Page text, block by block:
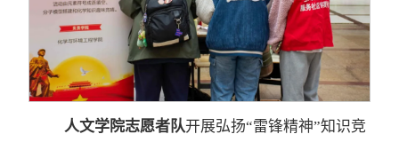
人文学院志愿者队开展弘扬“雷锋精神”知识竞